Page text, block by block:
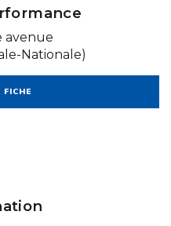
avenue
Nationale)